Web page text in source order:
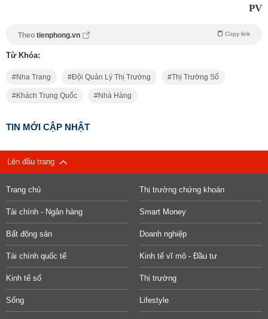
PV
Theo tienphong.vn Copy link
Từ Khóa:
Nha Trang Đội Quản Lý Thị Trường Thị Trường Số
Khách Trung Quốc Nhà Hàng
TIN MỚI CẬP NHẬT
Lên đầu trang
Trang chủ Thị trường chứng khoán
Tài chính - Ngân hàng Smart Money
Bất động sản Doanh nghiệp
Tài chính quốc tế Kinh tế vĩ mô - Đầu tư
Kinh tế số Thị trường
Sống Lifestyle